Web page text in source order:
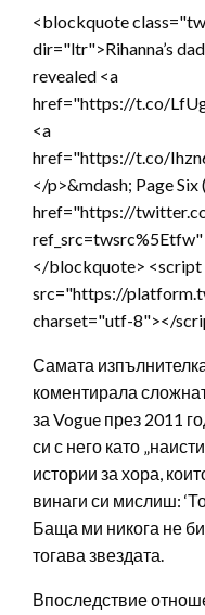
<blockquote
dir="ltr">Rihanna’s
revealed <a
href="https://t.co/
<a
href="https://t.co/
</p>&mdash; Page Six
href="https://
</blockquote> <script
src="https://
charset="utf-8"></
Самата
коментирала
за Vogue през 2011
си с него като
истории за хора,
винаги си мислиш:
Баща ми никога не би
тогава звездата.
Впоследствие